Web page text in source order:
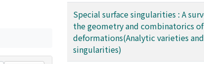
Special surface singularities : A
the geometry and combinatorics
deformations(Analytic varieties and
singularities)